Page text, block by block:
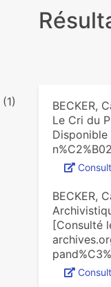
BECKER,
Le Cri du
BECKER,
[Consulté
(1)